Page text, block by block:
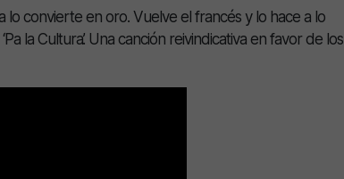
convierte en oro. Vuelve el francés y lo hace a lo
la Cultura’. Una canción reivindicativa en favor de los